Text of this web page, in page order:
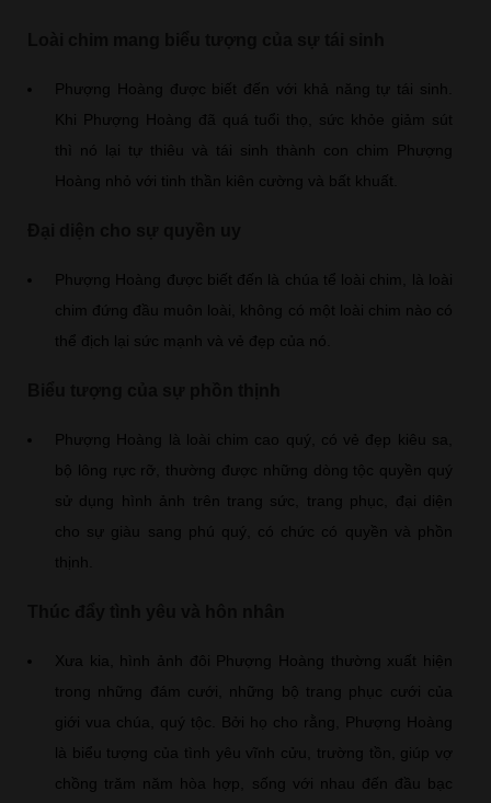
Phượng Hoàng được biết đến với khả năng tự tái sinh.
Khi Phượng Hoàng đã quá tuổi thọ, sức khỏe giảm sút
thì nó lại tự thiêu và tái sinh thành con chim Phượng
Hoàng nhỏ với tinh thần kiên cường và bất khuất.
Phượng Hoàng được biết đến là chúa tể loài chim, là loài
chim đứng đầu muôn loài, không có một loài chim nào có
thể địch lại sức mạnh và vẻ đẹp của nó.
Phượng Hoàng là loài chim cao quý, có vẻ đẹp kiêu sa,
bộ lông rực rỡ, thường được những dòng tộc quyền quý
sử dụng hình ảnh trên trang sức, trang phục, đại diện
cho sự giàu sang phú quý, có chức có quyền và phồn
thịnh.
Xưa kia, hình ảnh đôi Phượng Hoàng thường xuất hiện
trong những đám cưới, những bộ trang phục cưới của
giới vua chúa, quý tộc. Bởi họ cho rằng, Phượng Hoàng
là biểu tượng của tình yêu vĩnh cửu, trường tồn, giúp vợ
chồng trăm năm hòa hợp, sống với nhau đến đầu bạc